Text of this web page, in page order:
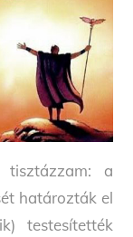
tisztázzam: a
határozták el
testesítették